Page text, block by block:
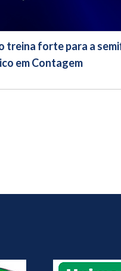
treina forte para a
em Contagem